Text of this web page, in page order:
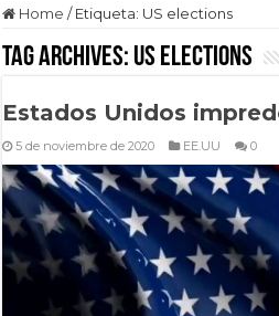
Home / Etiqueta: US elections
Tag Archives: US elections
Estados Unidos
5 de noviembre de 2020 EE.UU 0